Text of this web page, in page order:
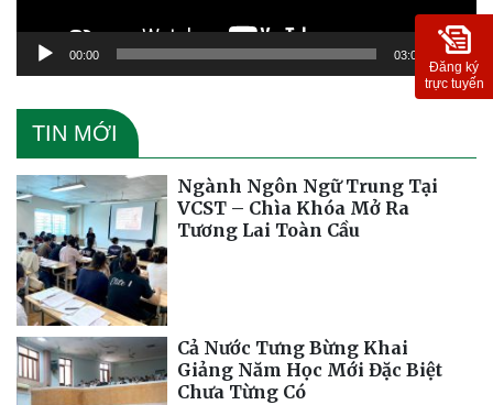
00:00 03:09
TIN MỚI
Ngành Ngôn Ngữ Trung Tại
VCST – Chìa Khóa Mở Ra
Tương Lai Toàn Cầu
Cả Nước Tưng Bừng Khai
Giảng Năm Học Mới Đặc Biệt
Chưa Từng Có
Đăng ký
trực tuyến